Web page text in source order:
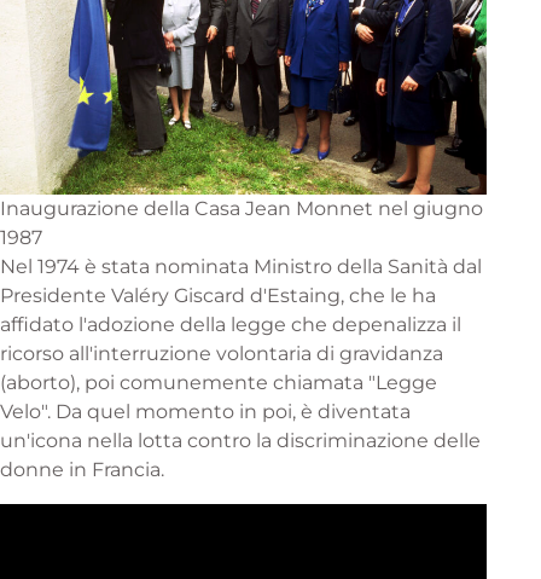
Inaugurazione della Casa Jean Monnet nel giugno
1987
Nel 1974 è stata nominata Ministro della Sanità dal
Presidente Valéry Giscard d'Estaing, che le ha
affidato l'adozione della legge che depenalizza il
ricorso all'interruzione volontaria di gravidanza
(aborto), poi comunemente chiamata "Legge
Velo". Da quel momento in poi, è diventata
un'icona nella lotta contro la discriminazione delle
donne in Francia.